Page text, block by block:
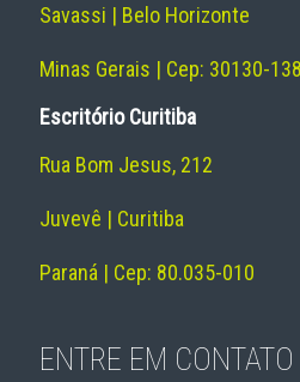
Savassi | Belo Horizonte
Minas Gerais | Cep: 30130-138
Escritório Curitiba
Rua Bom Jesus, 212
Juvevê | Curitiba
Paraná | Cep: 80.035-010
ENTRE EM CONTATO